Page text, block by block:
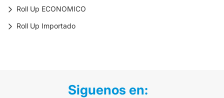
Roll Up ECONOMICO
Roll Up Importado
Siguenos en: